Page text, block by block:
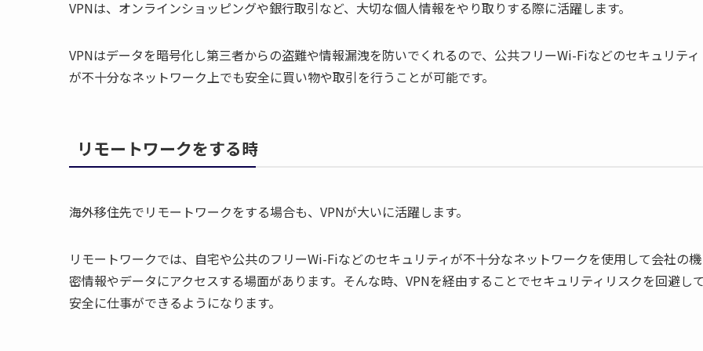
VPNは、オンラインショッピングや銀行取引など、大切な個人情報をやり取りする際に活躍します。
VPNはデータを暗号化し第三者からの盗難や情報漏洩を防いでくれるので、公共フリーWi-Fiなどのセキュリティ
が不十分なネットワーク上でも安全に買い物や取引を行うことが可能です。
リモートワークをする時
海外移住先でリモートワークをする場合も、VPNが大いに活躍します。
リモートワークでは、自宅や公共のフリーWi-Fiなどのセキュリティが不十分なネットワークを使用して会社の機
密情報やデータにアクセスする場面があります。そんな時、VPNを経由することでセキュリティリスクを回避し
安全に仕事ができるようになります。